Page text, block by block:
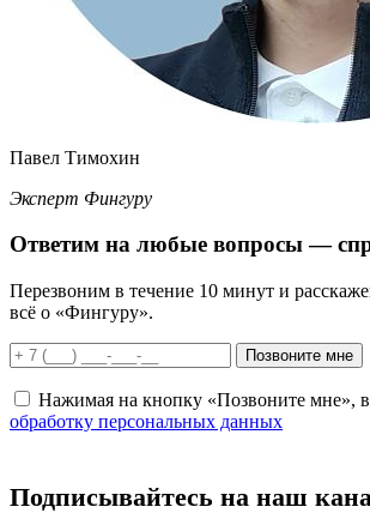
Павел Тимохин
Эксперт Фингуру
Ответим на любые вопросы—
Перезвоним в течение 10 минут и
всё о «Фингуру».
Позвоните мне
Нажимая на кнопку «Позвоните мне»,
обработку персональных данных
Подписывайтесь на наш